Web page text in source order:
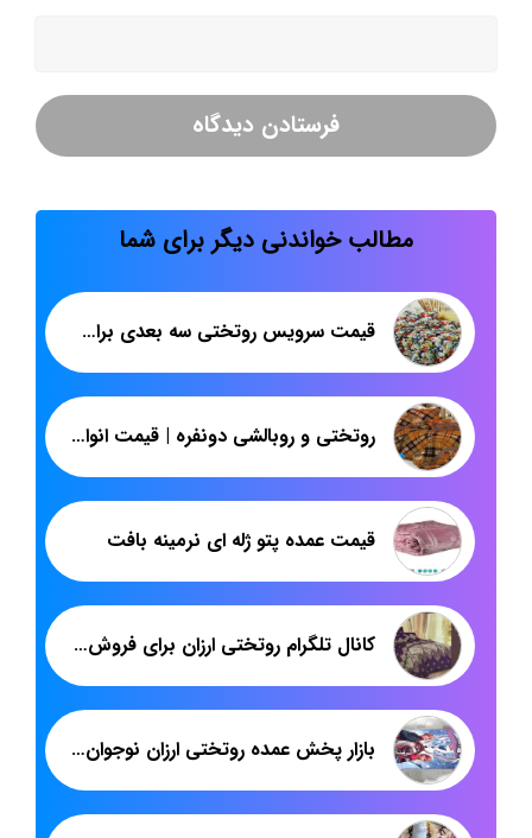
مطالب خواندنی دیگر برای شما
قیمت سرویس روتختی سه بعدی برای صادرات
روتختی و روبالشی دونفره | قیمت انواع روتختی ارزان | پاندا
قیمت عمده پتو ژله ای نرمینه بافت
کانال تلگرام روتختی ارزان برای فروش عمده
بازار پخش عمده روتختی ارزان نوجوان اسپرت